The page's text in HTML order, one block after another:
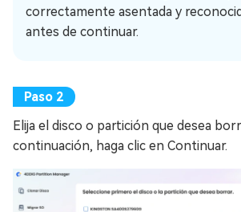
correctamente asentada y
antes de continuar.
Elija el disco o partición que desea
continuación, haga clic en Continuar.